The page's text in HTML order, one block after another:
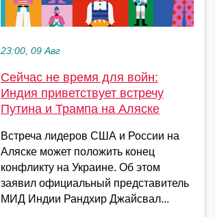
23:00, 09 Авг
Сейчас не время для войн:
Индия приветствует встречу
Путина и Трампа на Аляске
Встреча лидеров США и России на
Аляске может положить конец
конфликту на Украине. Об этом
заявил официальный представитель
МИД Индии Рандхир Джайсвал...